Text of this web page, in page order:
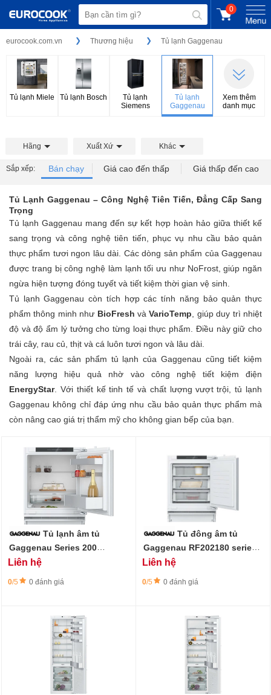
0
eurocook.com.vn Thương hiệu Tủ lạnh Gaggenau
Tủ lạnh Miele Tủ lạnh Bosch
Tủ lạnh
Siemens
Tủ lạnh
Gaggenau
Xem thêm
danh mục
Hãng Xuất Xứ Khác
Sắp xếp: Bán chạy Giá cao đến thấp Giá thấp đến cao
Tủ Lạnh Gaggenau – Công Nghệ Tiên Tiến, Đẳng Cấp Sang
Trọng
Tủ lạnh Gaggenau mang đến sự kết hợp hoàn hảo giữa thiết kế
sang trọng và công nghệ tiên tiến, phục vụ nhu cầu bảo quản
thực phẩm tươi ngon lâu dài. Các dòng sản phẩm của Gaggenau
được trang bị công nghệ làm lạnh tối ưu như NoFrost, giúp ngăn
ngừa hiện tượng đóng tuyết và tiết kiệm thời gian vệ sinh.
Tủ lạnh Gaggenau còn tích hợp các tính năng bảo quản thực
phẩm thông minh như BioFresh vàVarioTemp , giúp duy trì nhiệt
độ và độ ẩm lý tưởng cho từng loại thực phẩm. Điều này giữ cho
trái cây, rau củ, thịt và cá luôn tươi ngon và lâu dài.
Ngoài ra, các sản phẩm tủ lạnh của Gaggenau cũng tiết kiệm
năng lượng hiệu quả nhờ vào công nghệ tiết kiệm điện
EnergyStar. Với thiết kế tinh tế và chất lượng vượt trội, tủ lạnh
Gaggenau không chỉ đáp ứng nhu cầu bảo quản thực phẩm mà
còn nâng cao giá trị thẩm mỹ cho không gian bếp của bạn.
Tủ lạnh âm tủ
Gaggenau Series 200
RC202180
Liên hệ
0/5 0 đánh giá
Tủ đông âm tủ
Gaggenau RF202180 series
200 - 85L
Liên hệ
0/5 0 đánh giá